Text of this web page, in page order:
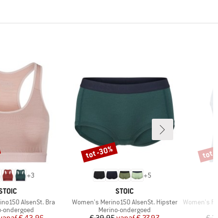
+3
AlsenSt. Bra
ondergoed
+5
MERK
STOIC
Artikel
Women's Merino150 AlsenSt. Hipster
Productgroep
Merino-ondergoed
Korting
tot -30%
Artikel
Women's
tot